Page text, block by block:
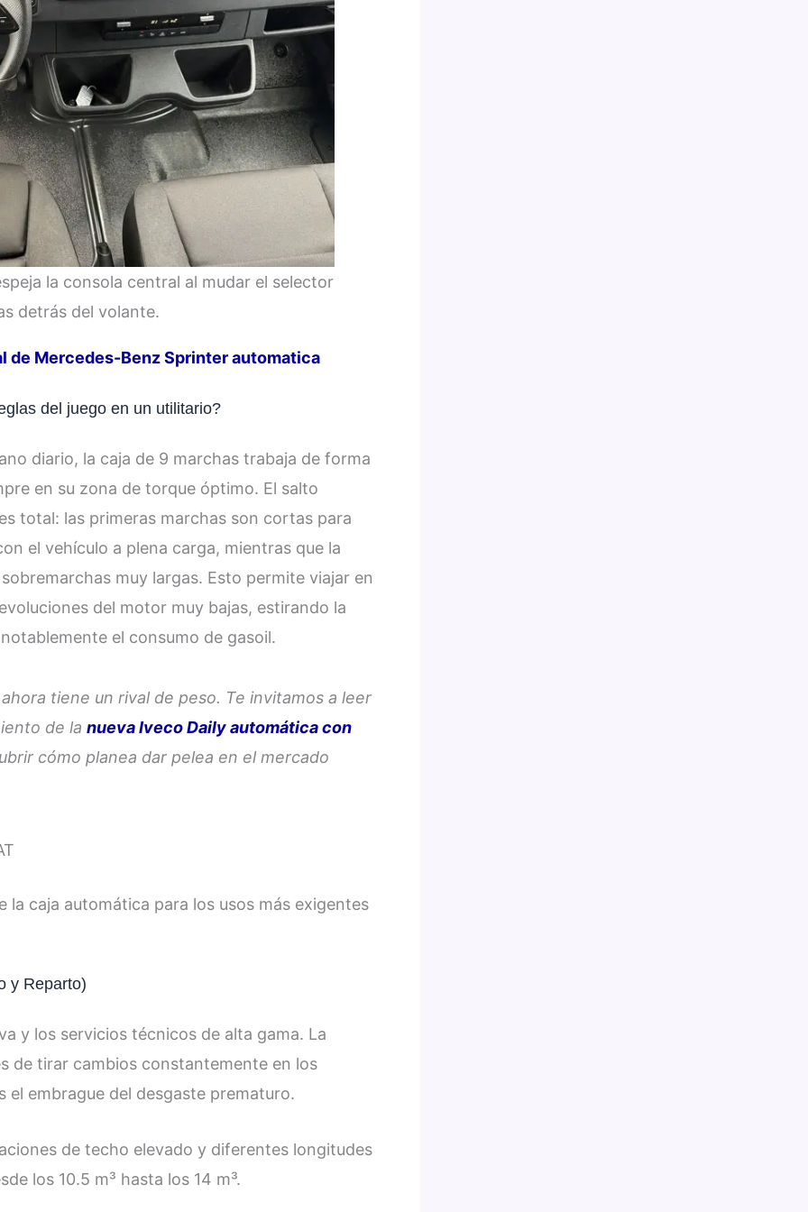
la consola central al mudar el selector
detrás del volante.
de Mercedes-Benz Sprinter automatica
del juego en un utilitario?
diario, la caja de 9 marchas trabaja de forma
en su zona de torque óptimo. El salto
total: las primeras marchas son cortas para
el vehículo a plena carga, mientras que la
muy largas. Esto permite viajar en
del motor muy bajas, estirando la
el consumo de gasoil.
tiene un rival de peso. Te invitamos a leer
de la nueva Iveco Daily automática con
cómo planea dar pelea en el mercado
caja automática para los usos más exigentes
y Reparto)
y los servicios técnicos de alta gama. La
de tirar cambios constantemente en los
embrague del desgaste prematuro.
de techo elevado y diferentes longitudes
los 10.5 m³ hasta los 14 m³.